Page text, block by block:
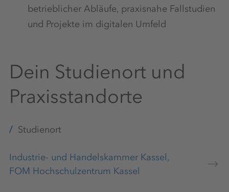
betrieblicher Abläufe, praxisnahe Fallstudien
und Projekte im digitalen Umfeld
Dein Studienort und
Praxisstandorte
Studienort
Industrie- und Handelskammer Kassel,
FOM Hochschulzentrum Kassel